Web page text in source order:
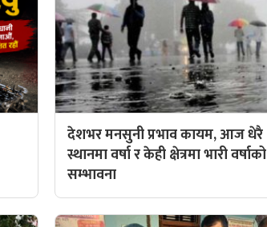
देशभर मनसुनी प्रभाव कायम, आज धेरै
स्थानमा वर्षा र केही क्षेत्रमा भारी वर्षाको
सम्भावना